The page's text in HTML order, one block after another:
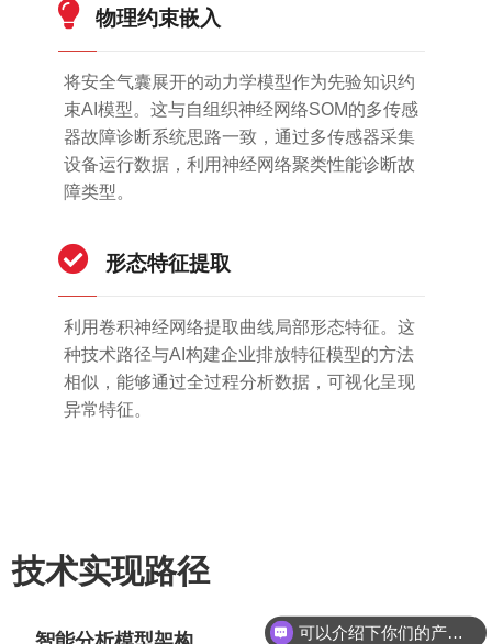
物理约束嵌入
将安全气囊展开的动力学模型作为先验知识约
束AI模型。这与自组织神经网络SOM的多传感
器故障诊断系统思路一致，通过多传感器采集
设备运行数据，利用神经网络聚类性能诊断故
障类型。
形态特征提取
利用卷积神经网络提取曲线局部形态特征。这
种技术路径与AI构建企业排放特征模型的方法
相似，能够通过全过程分析数据，可视化呈现
异常特征。
技术实现路径
可以介绍下你们的产品么